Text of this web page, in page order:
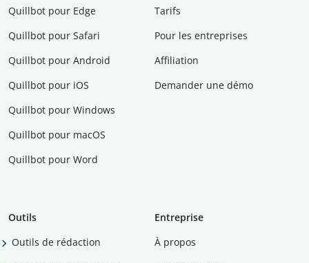
Quillbot pour Edge
Quillbot pour Safari
Quillbot pour Android
Quillbot pour iOS
Quillbot pour Windows
Quillbot pour macOS
Quillbot pour Word
Tarifs
Pour les entreprises
Affiliation
Demander une démo
Outils
Outils de rédaction
Entreprise
À propos